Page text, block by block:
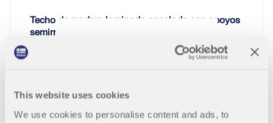
This website uses cookies
We use cookies to personalise content and ads, to
Techo de madera laminada encolada con apoyos
semirrígidos